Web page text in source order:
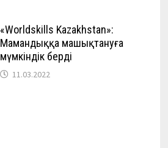
«Worldskills Kazakhstan»:
Мамандыққа машықтануға
мүмкіндік берді
11.03.2022